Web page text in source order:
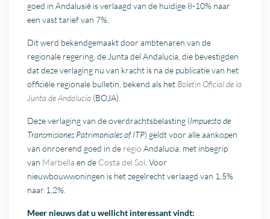
goed in Andalusië is verlaagd van de huidige 8-10% naar
een vast tarief van 7%.
Dit werd bekendgemaakt door ambtenaren van de
regionale regering, de Junta del Andalucia, die bevestigden
dat deze verlaging nu van kracht is na de publicatie van het
officiële regionale bulletin, bekend als het Boletín Oficial de la
Junta de Andalucía (BOJA).
Deze verlaging van de overdrachtsbelasting (Impuesto de
Transmisiones Patrimoniales of ITP) geldt voor alle aankopen
van onroerend goed in de regio Andalucia, met inbegrip
van Marbella en de Costa del Sol . Voor
nieuwbouwwoningen is het zegelrecht verlaagd van 1,5%
naar 1,2%.
Meer nieuws dat u wellicht interessant vindt: